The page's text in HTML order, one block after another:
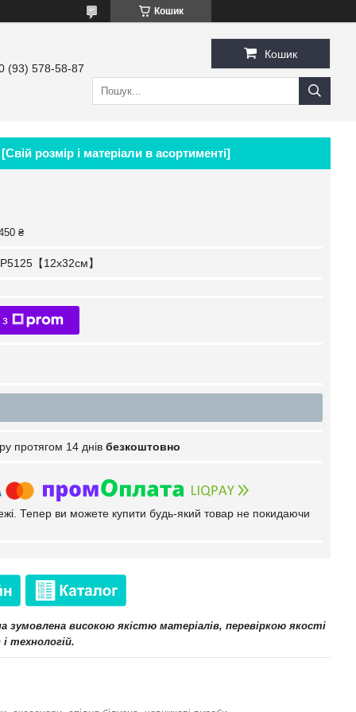
Кошик
(93) 578-58-87
Кошик
розмір і матеріали в асортименті]
₴
【12x32см】
протягом 14 днів безкоштовно
Тепер ви можете купити будь-який товар не покидаючи
зумовлена високою якістю матеріалів, перевіркою якості
технологій.